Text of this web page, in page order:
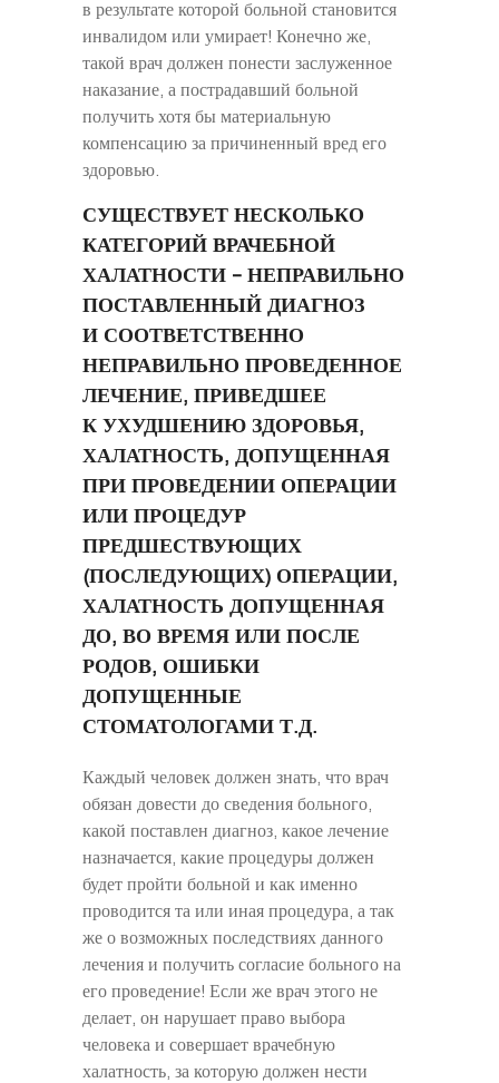
в результате которой больной становится
инвалидом или умирает! Конечно же,
такой врач должен понести заслуженное
наказание, а пострадавший больной
получить хотя бы материальную
компенсацию за причиненный вред его
здоровью.
СУЩЕСТВУЕТ НЕСКОЛЬКО
КАТЕГОРИЙ ВРАЧЕБНОЙ
ХАЛАТНОСТИ – НЕПРАВИЛЬНО
ПОСТАВЛЕННЫЙ ДИАГНОЗ
И СООТВЕТСТВЕННО
НЕПРАВИЛЬНО ПРОВЕДЕННОЕ
ЛЕЧЕНИЕ, ПРИВЕДШЕЕ
К УХУДШЕНИЮ ЗДОРОВЬЯ,
ХАЛАТНОСТЬ, ДОПУЩЕННАЯ
ПРИ ПРОВЕДЕНИИ ОПЕРАЦИИ
ИЛИ ПРОЦЕДУР
ПРЕДШЕСТВУЮЩИХ
(ПОСЛЕДУЮЩИХ) ОПЕРАЦИИ,
ХАЛАТНОСТЬ ДОПУЩЕННАЯ
ДО, ВО ВРЕМЯ ИЛИ ПОСЛЕ
РОДОВ, ОШИБКИ
ДОПУЩЕННЫЕ
СТОМАТОЛОГАМИ Т.Д.
Каждый человек должен знать, что врач
обязан довести до сведения больного,
какой поставлен диагноз, какое лечение
назначается, какие процедуры должен
будет пройти больной и как именно
проводится та или иная процедура, а так
же о возможных последствиях данного
лечения и получить согласие больного на
его проведение! Если же врач этого не
делает, он нарушает право выбора
человека и совершает врачебную
халатность, за которую должен нести